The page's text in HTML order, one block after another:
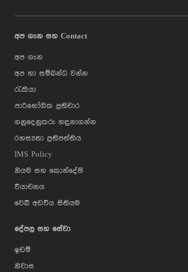
අප ගැන සහ Contact
අප ගැන
අප හා සම්බන්ධ වන්න
රැකියා
පාරිභෝගික ප්‍රතිචාර
ගනුදෙනුකරු හඳුනාගන්න
රහස්‍යතා ප්‍රතිපත්තිය
IMS Policy
නියම සහ කොන්දේසි
වියාචනය
වෙබ් අඩවිය සිතියම
දේපල සහ සේවා
ඉඩම්
නිවාස